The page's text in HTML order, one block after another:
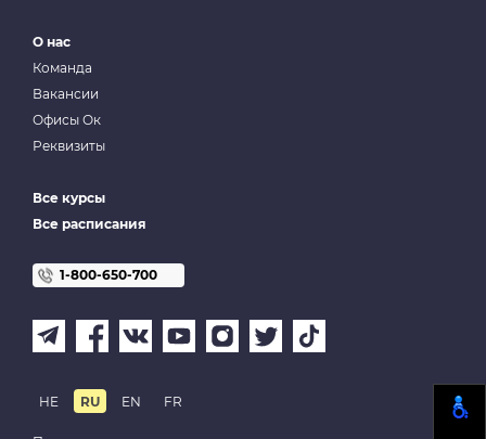
О нас
Команда
Вакансии
Офисы Ок
Реквизиты
Все курсы
Все расписания
1-800-650-700
HE RU EN FR